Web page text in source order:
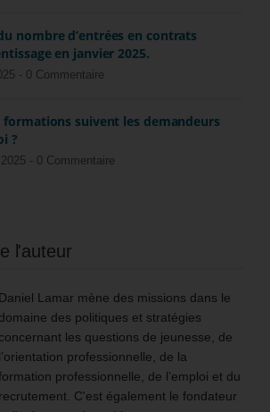
nombre d’entrées en contrats
en janvier 2025.
- 0 Commentaire
formations suivent les demandeurs
?
- 0 Commentaire
l'auteur
Daniel Lamar mène des missions dans le
domaine des politiques et stratégies
concernant les questions de jeunesse, de
l’orientation professionnelle, de la
professionnelle, de l’emploi et du
recrutement. C'est également le fondateur